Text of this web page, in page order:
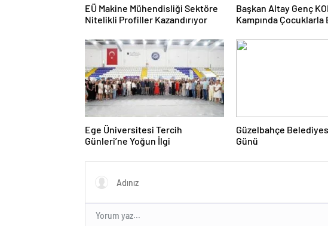
EÜ Makine Mühendisliği Sektöre
Nitelikli Profiller Kazandırıyor
Başkan Altay Genç
Kampında Çocuklarla
Ege Üniversitesi Tercih
Günleri’ne Yoğun İlgi
Güzelbahçe
Günü